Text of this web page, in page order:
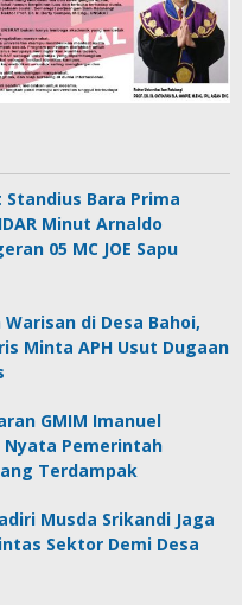
Standius Bara Prima
Minut Arnaldo
05 MC JOE Sapu
di Desa Bahoi,
Minta APH Usut Dugaan
GMIM Imanuel
Nyata Pemerintah
Terdampak
Musda Srikandi Jaga
Sektor Demi Desa